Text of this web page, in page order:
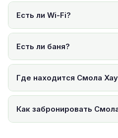
Есть ли Wi-Fi?
Есть ли баня?
Где находится Смола
Как забронировать